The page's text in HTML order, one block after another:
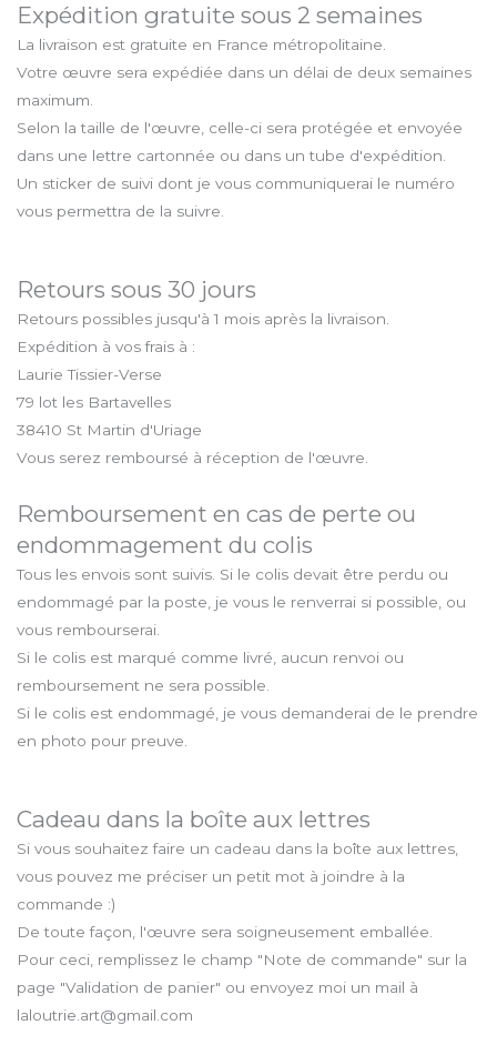
Expédition gratuite sous 2 semaines
La livraison est gratuite en France métropolitaine.
Votre œuvre sera expédiée dans un délai de deux semaines
maximum.
Selon la taille de l'œuvre, celle-ci sera protégée et envoyée
dans une lettre cartonnée ou dans un tube d'expédition.
Un sticker de suivi dont je vous communiquerai le numéro
vous permettra de la suivre.
Retours sous 30 jours
Retours possibles jusqu'à 1 mois après la livraison.
Expédition à vos frais à :
Laurie Tissier-Verse
79 lot les Bartavelles
38410 St Martin d'Uriage
Vous serez remboursé à réception de l'œuvre.
Remboursement en cas de perte ou
endommagement du colis
Tous les envois sont suivis. Si le colis devait être perdu ou
endommagé par la poste, je vous le renverrai si possible, ou
vous rembourserai.
Si le colis est marqué comme livré, aucun renvoi ou
remboursement ne sera possible.
Si le colis est endommagé, je vous demanderai de le prendre
en photo pour preuve.
Cadeau dans la boîte aux lettres
Si vous souhaitez faire un cadeau dans la boîte aux lettres,
vous pouvez me préciser un petit mot à joindre à la
commande :)
De toute façon, l'œuvre sera soigneusement emballée.
Pour ceci, remplissez le champ "Note de commande" sur la
page "Validation de panier" ou envoyez moi un mail à
laloutrie.art@gmail.com